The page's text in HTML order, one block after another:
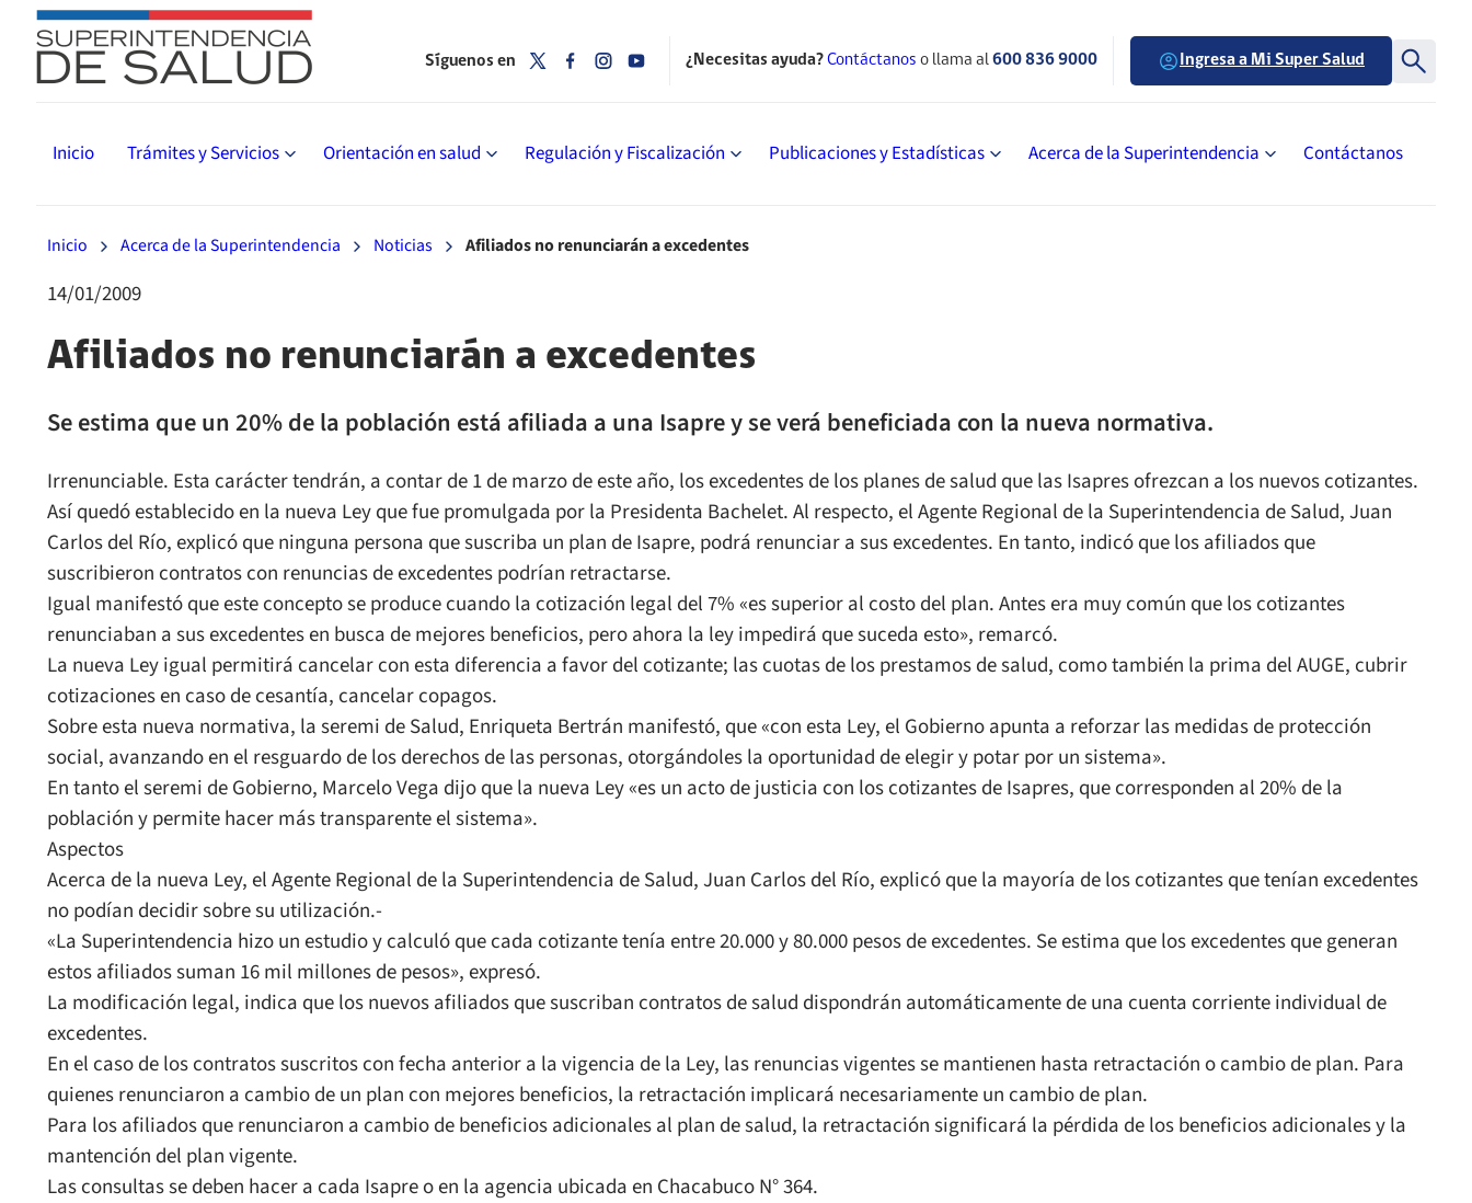
Inicio Trámites y Servicios Orientación en salud Regulación y Fiscalización Publicaciones y Estadísticas Acerca de la Superintendencia Contáctanos
Síguenos en ¿Necesitas ayuda?Contáctanos o llama al600 836 9000 Ingresa a Mi Super Salud
Inicio Acerca de la Superintendencia Noticias Afiliados no renunciarán a excedentes
14/01/2009
Afiliados no renunciarán a excedentes
Se estima que un 20% de la población está afiliada a una Isapre y se verá beneficiada con la nueva normativa.
Irrenunciable. Esta carácter tendrán, a contar de 1 de marzo de este año, los excedentes de los planes de salud que las Isapres ofrezcan a los nuevos cotizantes.
Así quedó establecido en la nueva Ley que fue promulgada por la Presidenta Bachelet. Al respecto, el Agente Regional de la Superintendencia de Salud, Juan
Carlos del Río, explicó que ninguna persona que suscriba un plan de Isapre, podrá renunciar a sus excedentes. En tanto, indicó que los afiliados que
suscribieron contratos con renuncias de excedentes podrían retractarse.
Igual manifestó que este concepto se produce cuando la cotización legal del 7% «es superior al costo del plan. Antes era muy común que los cotizantes
renunciaban a sus excedentes en busca de mejores beneficios, pero ahora la ley impedirá que suceda esto», remarcó.
La nueva Ley igual permitirá cancelar con esta diferencia a favor del cotizante; las cuotas de los prestamos de salud, como también la prima del AUGE, cubrir
cotizaciones en caso de cesantía, cancelar copagos.
Sobre esta nueva normativa, la seremi de Salud, Enriqueta Bertrán manifestó, que «con esta Ley, el Gobierno apunta a reforzar las medidas de protección
social, avanzando en el resguardo de los derechos de las personas, otorgándoles la oportunidad de elegir y potar por un sistema».
En tanto el seremi de Gobierno, Marcelo Vega dijo que la nueva Ley «es un acto de justicia con los cotizantes de Isapres, que corresponden al 20% de la
población y permite hacer más transparente el sistema».
Aspectos
Acerca de la nueva Ley, el Agente Regional de la Superintendencia de Salud, Juan Carlos del Río, explicó que la mayoría de los cotizantes que tenían excedentes
no podían decidir sobre su utilización.-
«La Superintendencia hizo un estudio y calculó que cada cotizante tenía entre 20.000 y 80.000 pesos de excedentes. Se estima que los excedentes que generan
estos afiliados suman 16 mil millones de pesos», expresó.
La modificación legal, indica que los nuevos afiliados que suscriban contratos de salud dispondrán automáticamente de una cuenta corriente individual de
excedentes.
En el caso de los contratos suscritos con fecha anterior a la vigencia de la Ley, las renuncias vigentes se mantienen hasta retractación o cambio de plan. Para
quienes renunciaron a cambio de un plan con mejores beneficios, la retractación implicará necesariamente un cambio de plan.
Para los afiliados que renunciaron a cambio de beneficios adicionales al plan de salud, la retractación significará la pérdida de los beneficios adicionales y la
mantención del plan vigente.
Las consultas se deben hacer a cada Isapre o en la agencia ubicada en Chacabuco N° 364.